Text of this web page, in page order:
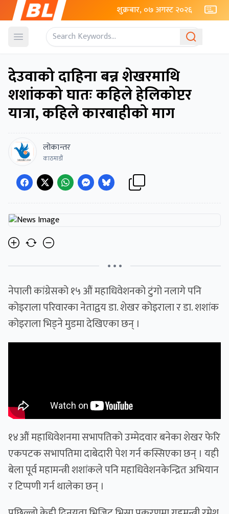
शुक्रबार, ०७ अगस्ट २०२६
Open menu
देउवाको दाहिना बन्न शेखरमाथि
शशांकको घातः कहिले हेलिकोप्टर
यात्रा, कहिले कारबाहीको माग
लोकान्तर
काठमाडौं
• • •
नेपाली कांग्रेसको १५ औं महाधिवेशनको टुंगो नलागे पनि
कोइराला परिवारका नेताद्वय डा. शेखर कोइराला र डा. शशांक
कोइराला भिड्ने मुडमा देखिएका छन् । ​
१४औं महाधिवेशनमा सभापतिको उम्मेदवार बनेका शेखर फेरि
एकपटक सभापतिमा दाबेदारी पेश गर्न कस्सिएका छन् । यही
बेला पूर्व महामन्त्री शशांकले पनि महाधिवेशनकेन्द्रित अभियान
र टिप्पणी गर्न थालेका छन् ।